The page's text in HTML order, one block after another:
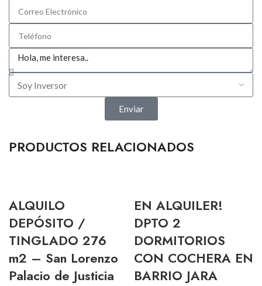
Enviar
PRODUCTOS RELACIONADOS
ALQUILO
DEPÓSITO /
TINGLADO 276
m2 – San Lorenzo
Palacio de Justicia
EN ALQUILER!
DPTO 2
DORMITORIOS
CON COCHERA EN
BARRIO JARA